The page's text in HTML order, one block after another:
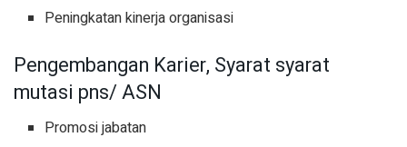
Peningkatan kinerja organisasi
Pengembangan Karier, Syarat syarat
mutasi pns/ ASN
Promosi jabatan